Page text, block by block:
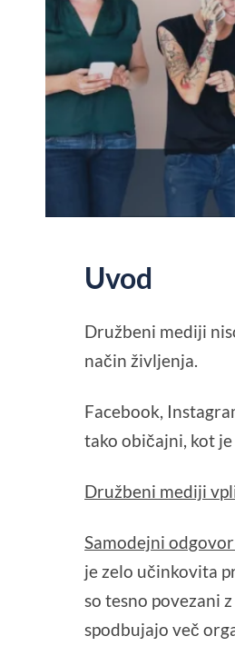
Uvod
Družbeni mediji
način življenja.
Facebook,
tako običajni, kot
Družbeni mediji
Samodejni
je zelo učinkovita
so tesno povezani
spodbujajo več